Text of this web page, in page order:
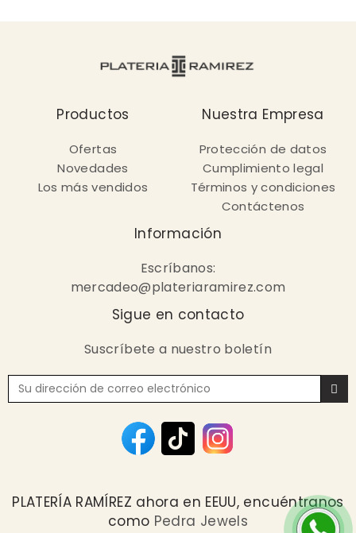
Productos
Ofertas
Novedades
Los más vendidos
Nuestra Empresa
Protección de datos
Cumplimiento legal
Términos y condiciones
Contáctenos
Información
Escríbanos:
mercadeo@plateriaramirez.com
Sigue en contacto
Suscríbete a nuestro boletín
PLATERÍA RAMÍREZ ahora en EEUU, encuéntranos
como Pedra Jewels